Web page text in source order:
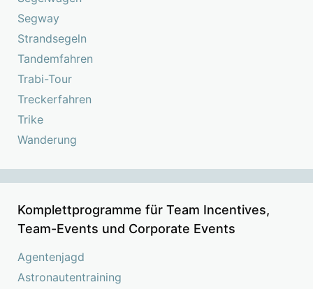
Segway
Strandsegeln
Tandemfahren
Trabi-Tour
Treckerfahren
Trike
Wanderung
Komplettprogramme für Team Incentives,
Team-Events und Corporate Events
Agentenjagd
Astronautentraining